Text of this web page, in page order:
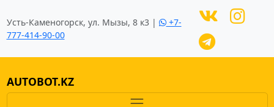
Усть-Каменогорск, ул. Мызы, 8 к3 |
+7-
777-414-90-00
AUTOBOT.KZ